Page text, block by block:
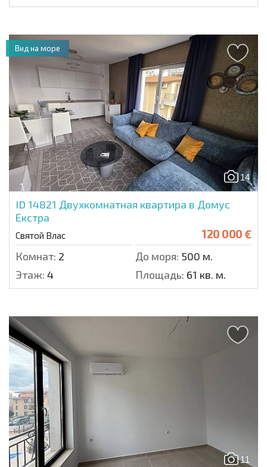
14
ID 14821 Двухкомнатная квартира в Домус
Екстра
Святой Влас 120 000 €
Комнат: 2 До моря: 500 м.
Этаж: 4 Площадь: 61 кв. м.
Вид на море
11